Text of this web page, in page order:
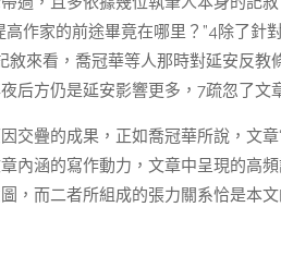
作家的前途畢竟在哪里？”4除了針
來看，喬冠華等人那時對延安反
后方仍是延安影響更多，7疏忽了文
交疊的成果，正如喬冠華所說，文
涵的寫作動力，文章中呈現的高頻
，而二者所組成的張力關系恰是本文